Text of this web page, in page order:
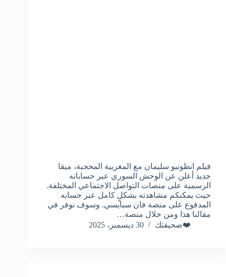
فيلم انطونيو سليمان مع المغربية المحجبة، ميقا
جديد أعلن عن الوحش السوري عبر حساباته
الرسمية على منصات التواصل الاجتماعي المختلفة.
حيث يمكنكم مشاهدته بشكلٍ كامل عبر حسابه
المدفوع على منصة فان سبايسي. وسوف نوفر في
مقالنا هذا ومن خلال منصة…
❤️صحيفتك
30 ديسمبر، 2025